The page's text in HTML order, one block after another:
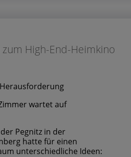
High-End-Heimkino
wartet auf
Pegnitz in der
hatte für einen
unterschiedliche Ideen: